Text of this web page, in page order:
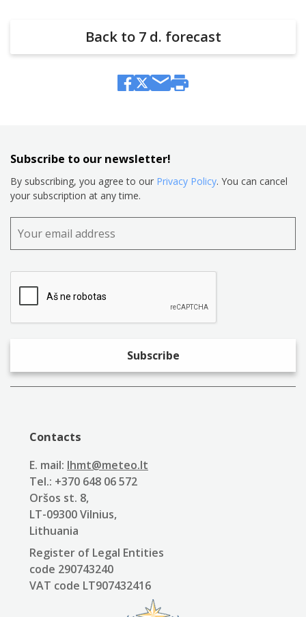
Back to 7 d. forecast
Subscribe to our newsletter!
By subscribing, you agree to our Privacy Policy. You can cancel
your subscription at any time.
Contacts
E. mail: lhmt@meteo.lt
Tel.: +370 648 06 572
Oršos st. 8,
LT-09300 Vilnius,
Lithuania
Register of Legal Entities
code 290743240
VAT code LT907432416